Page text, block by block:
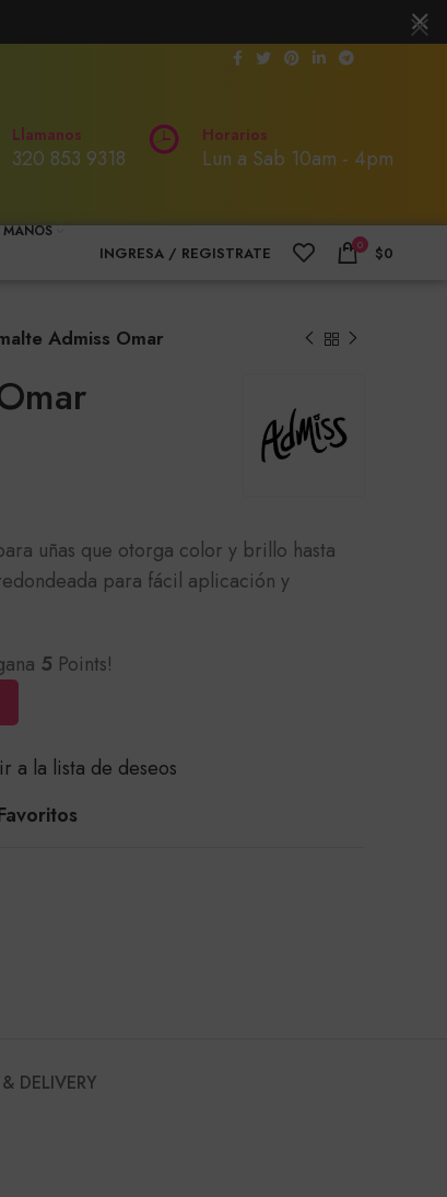
Llamanos
320 853 9318
Horarios
Lun a Sab 10am - 4pm
MANOS
INGRESA / REGISTRATE 0 $0
Admiss Omar
uñas que otorga color y brillo hasta
para fácil aplicación y
5 Points!
a la lista de deseos
DELIVERY